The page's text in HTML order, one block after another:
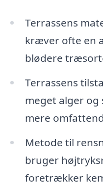
Terrassens
kræver ofte en
blødere
Terrassens
meget alger og
mere
Metode til
bruger
foretrækker